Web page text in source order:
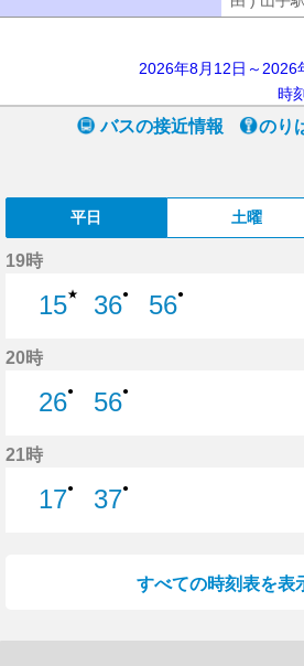
2026年8月12日～2026
時
バスの接近情報 のり
平日 土曜
19時
15★
36●
56●
20時
26●
56●
21時
17●
37●
すべての時刻表を表